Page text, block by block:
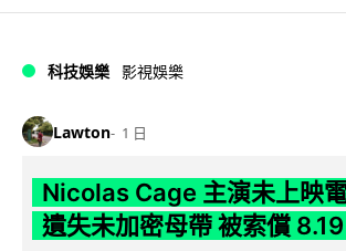
科技娛樂 影視娛樂
Lawton 1 日
Nicolas Cage 主演未上映
遺失未加密母帶 被索償